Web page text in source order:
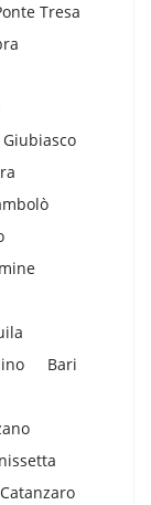
Tresa
Giubiasco
Bari
Catanzaro